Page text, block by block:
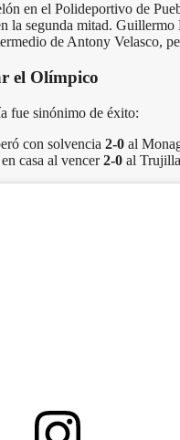
en el Polideportivo de
la segunda mitad.
de Antony Velasco,
el Olímpico
fue sinónimo de éxito:
con solvencia 2-0 al
casa al vencer2-0 al